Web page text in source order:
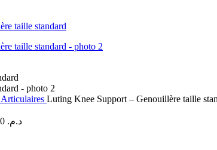
Luting Knee Support – Genouillère taille
د.م.